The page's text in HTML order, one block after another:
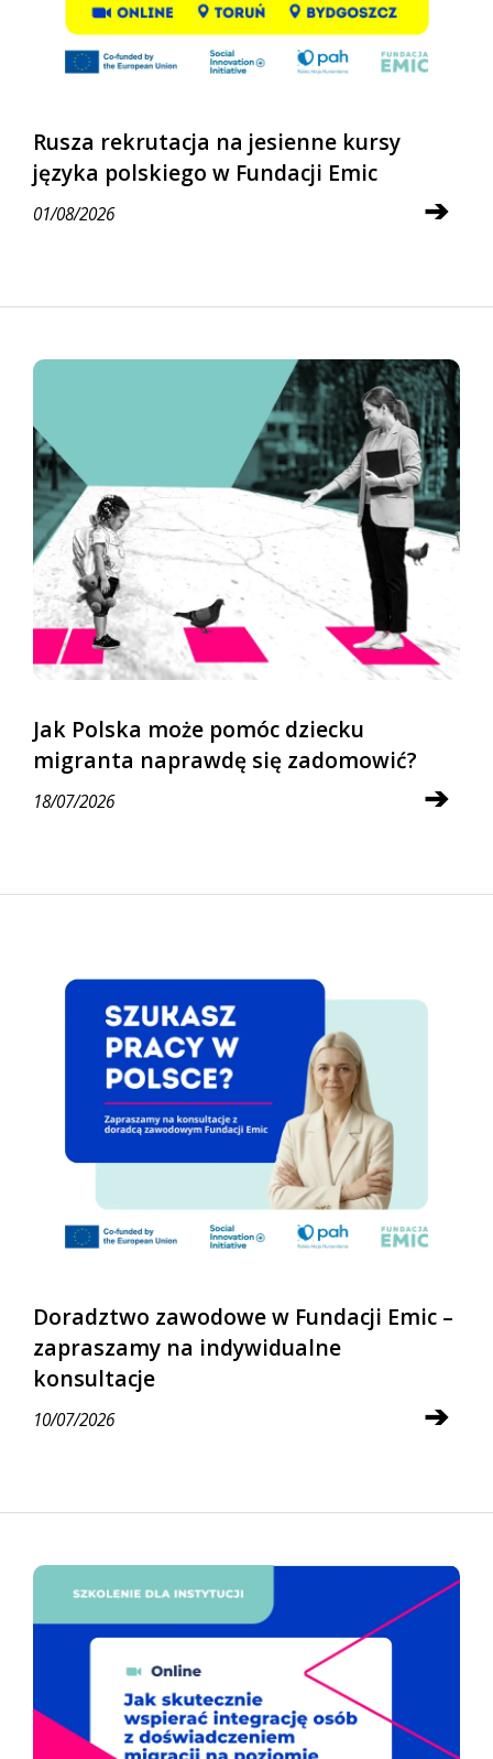
Rusza rekrutacja na jesienne kursy
języka polskiego w Fundacji Emic
➔
01/08/2026
Jak Polska może pomóc dziecku
migranta naprawdę się zadomowić?
➔
18/07/2026
Doradztwo zawodowe w Fundacji Emic –
zapraszamy na indywidualne
konsultacje
➔
10/07/2026